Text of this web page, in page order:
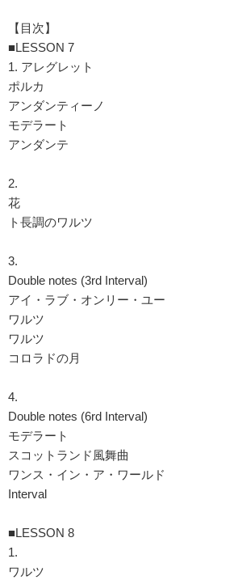
【目次】
■LESSON 7
1. アレグレット
ポルカ
アンダンティーノ
モデラート
アンダンテ
2.
花
ト長調のワルツ
3.
Double notes (3rd Interval)
アイ・ラブ・オンリー・ユー
ワルツ
ワルツ
コロラドの月
4.
Double notes (6rd Interval)
モデラート
スコットランド風舞曲
ワンス・イン・ア・ワールド
Interval
■LESSON 8
1.
ワルツ